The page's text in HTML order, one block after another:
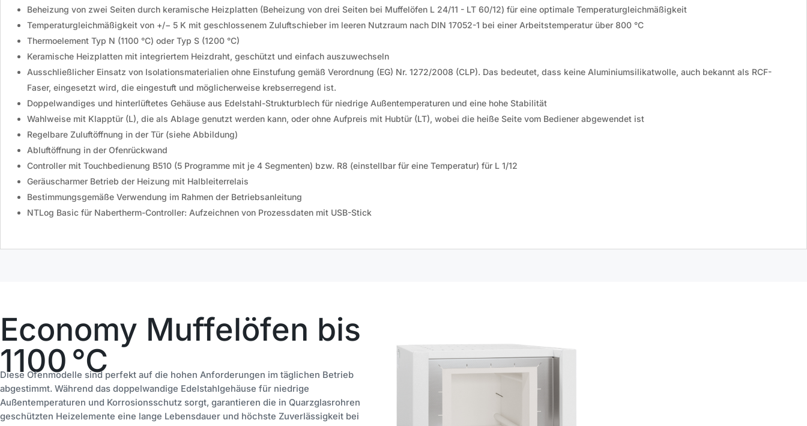
Beheizung von zwei Seiten durch keramische Heizplatten (Beheizung von drei Seiten bei Muffelöfen L 24/11 - LT 60/12) für eine optimale Temperaturgleichmäßigkeit
Temperaturgleichmäßigkeit von +/− 5 K mit geschlossenem Zuluftschieber im leeren Nutzraum nach DIN 17052-1 bei einer Arbeitstemperatur über 800 °C
Thermoelement Typ N (1100 °C) oder Typ S (1200 °C)
Keramische Heizplatten mit integriertem Heizdraht, geschützt und einfach auszuwechseln
Ausschließlicher Einsatz von Isolationsmaterialien ohne Einstufung gemäß Verordnung (EG) Nr. 1272/2008 (CLP). Das bedeutet, dass keine Aluminiumsilikatwolle, auch bekannt als RCF-
Faser, eingesetzt wird, die eingestuft und möglicherweise krebserregend ist.
Doppelwandiges und hinterlüftetes Gehäuse aus Edelstahl-Strukturblech für niedrige Außentemperaturen und eine hohe Stabilität
Wahlweise mit Klapptür (L), die als Ablage genutzt werden kann, oder ohne Aufpreis mit Hubtür (LT), wobei die heiße Seite vom Bediener abgewendet ist
Regelbare Zuluftöffnung in der Tür (siehe Abbildung)
Abluftöffnung in der Ofenrückwand
Controller mit Touchbedienung B510 (5 Programme mit je 4 Segmenten) bzw. R8 (einstellbar für eine Temperatur) für L 1/12
Geräuscharmer Betrieb der Heizung mit Halbleiterrelais
Bestimmungsgemäße Verwendung im Rahmen der Betriebsanleitung
NTLog Basic für Nabertherm-Controller: Aufzeichnen von Prozessdaten mit USB-Stick
Economy Muffelöfen bis
1100 °C
Diese Ofenmodelle sind perfekt auf die hohen Anforderungen im täglichen Betrieb
abgestimmt. Während das doppelwandige Edelstahlgehäuse für niedrige
Außentemperaturen und Korrosionsschutz sorgt, garantieren die in Quarzglasrohren
geschützten Heizelemente eine lange Lebensdauer und höchste Zuverlässigkeit bei